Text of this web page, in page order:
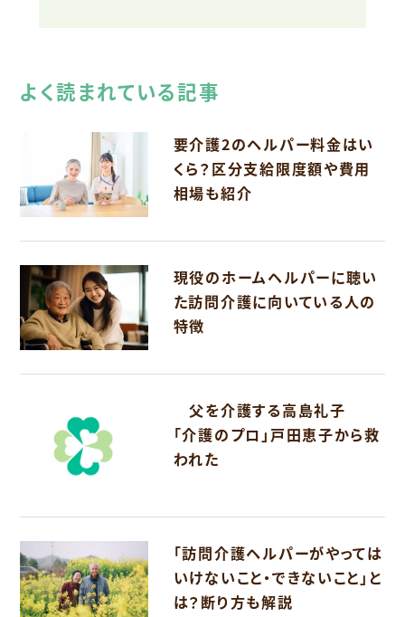
よく読まれている記事
要介護2のヘルパー料金はい
くら？区分支給限度額や費用
相場も紹介
現役のホームヘルパーに聴い
た訪問介護に向いている人の
特徴
父を介護する高島礼子
「介護のプロ」戸田恵子から救
われた
「訪問介護ヘルパーがやっては
いけないこと・できないこと」と
は？断り方も解説